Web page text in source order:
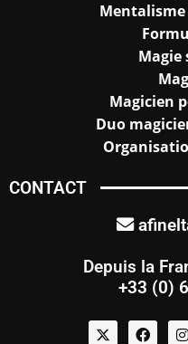
Magie
Magicien
Duo
CONTACT
Depuis la
+33 (0)